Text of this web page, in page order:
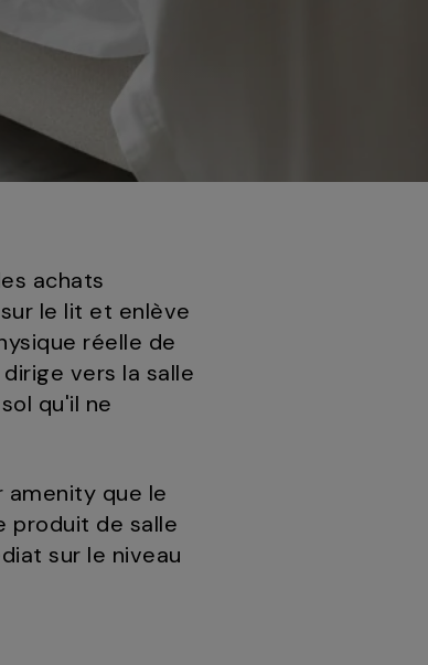
achats
le lit et enlève
réelle de
vers la salle
qu'il ne
amenity que le
produit de salle
sur le niveau